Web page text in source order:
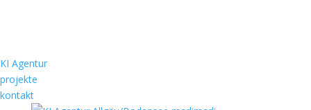
KI Agentur
projekte
kontakt